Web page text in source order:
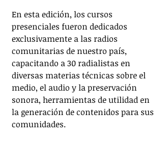
En esta edición, los cursos
presenciales fueron dedicados
exclusivamente a las radios
comunitarias de nuestro país,
capacitando a 30 radialistas en
diversas materias técnicas sobre el
medio, el audio y la preservación
sonora, herramientas de utilidad en
la generación de contenidos para sus
comunidades.